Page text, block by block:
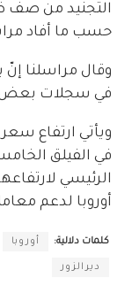
التجنيد من صف
حسب ما أفاد
وقال مراسلنا إنّ
في سجلات بعض
ويأتي ارتفاع
في الفيلق
الرئيسي
أوروبا لدعم
كلمات دلالية: أوروبا
ديرالزور